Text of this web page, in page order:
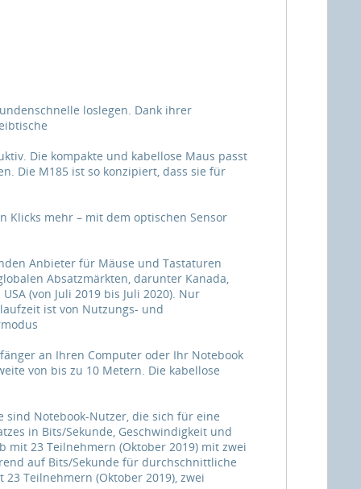
loslegen. Dank ihrer
Die kompakte und kabellose Maus passt
Die M185 ist so konzipiert, dass sie für
Klicks mehr – mit dem optischen Sensor
Anbieter für Mäuse und Tastaturen
Absatzmärkten, darunter Kanada,
(von Juli 2019 bis Juli 2020). Nur
ist von Nutzungs- und
an Ihren Computer oder Ihr Notebook
von bis zu 10 Metern. Die kabellose
Notebook-Nutzer, die sich für eine
in Bits/Sekunde, Geschwindigkeit und
23 Teilnehmern (Oktober 2019) mit zwei
auf Bits/Sekunde für durchschnittliche
Teilnehmern (Oktober 2019), zwei